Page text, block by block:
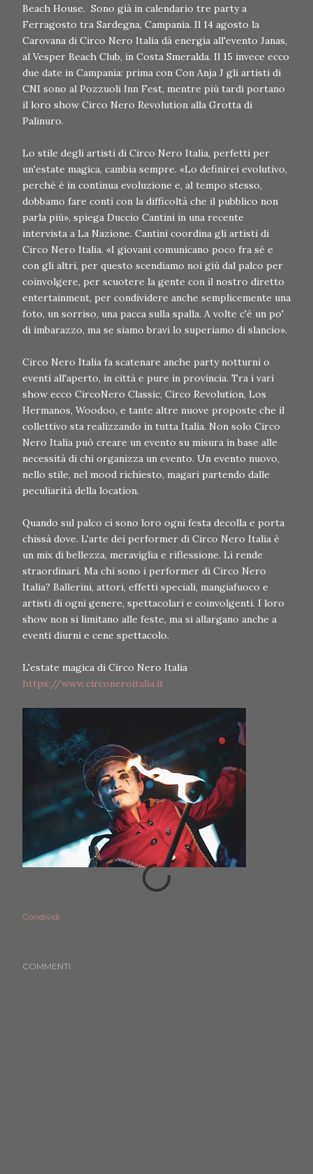
Beach House. Sono già in calendario tre party a
Ferragosto tra Sardegna, Campania. Il 14 agosto la
Carovana di Circo Nero Italia dà energia all'evento Janas,
al Vesper Beach Club, in Costa Smeralda. Il 15 invece ecco
due date in Campania: prima con Con Anja J gli artisti di
CNI sono al Pozzuoli Inn Fest, mentre più tardi portano
il loro show Circo Nero Revolution alla Grotta di
Palinuro.
Lo stile degli artisti di Circo Nero Italia, perfetti per
un'estate magica, cambia sempre. «Lo definirei evolutivo,
perché è in continua evoluzione e, al tempo stesso,
dobbamo fare conti con la difficoltà che il pubblico non
parla più», spiega Duccio Cantini in una recente
intervista a La Nazione. Cantini coordina gli artisti di
Circo Nero Italia. «I giovani comunicano poco fra sé e
con gli altri, per questo scendiamo noi giù dal palco per
coinvolgere, per scuotere la gente con il nostro diretto
entertainment, per condividere anche semplicemente una
foto, un sorriso, una pacca sulla spalla. A volte c'è un po'
di imbarazzo, ma se siamo bravi lo superiamo di slancio».
Circo Nero Italia fa scatenare anche party notturni o
eventi all'aperto, in città e pure in provincia. Tra i vari
show ecco CircoNero Classic, Circo Revolution, Los
Hermanos, Woodoo, e tante altre nuove proposte che il
collettivo sta realizzando in tutta Italia. Non solo Circo
Nero Italia può creare un evento su misura in base alle
necessità di chi organizza un evento. Un evento nuovo,
nello stile, nel mood richiesto, magari partendo dalle
peculiarità della location.
Quando sul palco ci sono loro ogni festa decolla e porta
chissà dove. L'arte dei performer di Circo Nero Italia è
un mix di bellezza, meraviglia e riflessione. Li rende
straordinari. Ma chi sono i performer di Circo Nero
Italia? Ballerini, attori, effetti speciali, mangiafuoco e
artisti di ogni genere, spettacolari e coinvolgenti. I loro
show non si limitano alle feste, ma si allargano anche a
eventi diurni e cene spettacolo.
L'estate magica di Circo Nero Italia
https://www.circoneroitalia.it
Condividi
COMMENTI